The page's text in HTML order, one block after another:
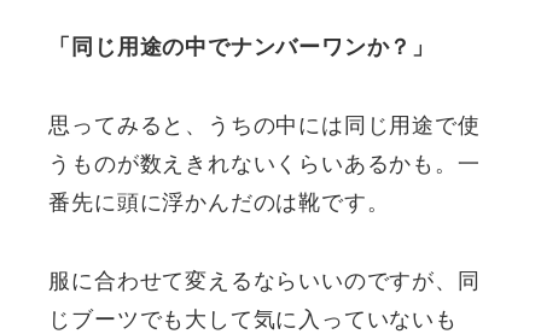
「同じ用途の中でナンバーワンか？」
思ってみると、うちの中には同じ用途で使
うものが数えきれないくらいあるかも。一
番先に頭に浮かんだのは靴です。
服に合わせて変えるならいいのですが、同
じブーツでも大して気に入っていないも